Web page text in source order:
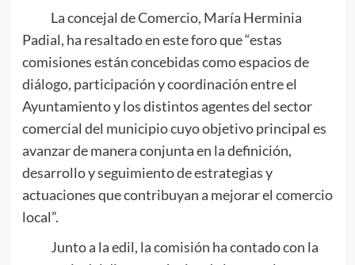
La concejal de Comercio, María Herminia
Padial, ha resaltado en este foro que “estas
comisiones están concebidas como espacios de
diálogo, participación y coordinación entre el
Ayuntamiento y los distintos agentes del sector
comercial del municipio cuyo objetivo principal es
avanzar de manera conjunta en la definición,
desarrollo y seguimiento de estrategias y
actuaciones que contribuyan a mejorar el comercio
local”.
Junto a la edil, la comisión ha contado con la